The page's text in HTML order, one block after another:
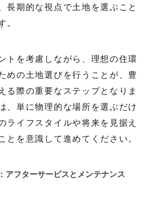
長期的な視点で土地を選ぶこと
トを考慮しながら、理想の住環
めの土地選びを行うことが、豊
る際の重要なステップとなりま
、単に物理的な場所を選ぶだけ
ライフスタイルや将来を見据え
とを意識して進めてください。
アフターサービスとメンテナンス